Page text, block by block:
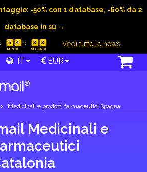
-50% con 1 database, -60% da 2
database in su →
5 4 3 2 Vedi tutte le news
IT EUR
Medicinali e prodotti farmaceutici Spagna
Medicinali e